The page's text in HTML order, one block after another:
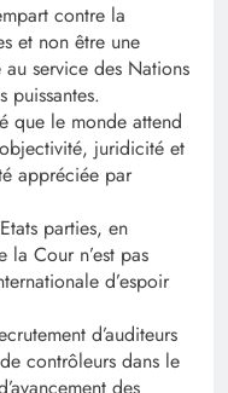
contre la
et non être une
service des Nations
puissantes.
que le monde attend
juridicité et
appréciée par
parties, en
Cour n’est pas
d’espoir
d’auditeurs
contrôleurs dans le
des